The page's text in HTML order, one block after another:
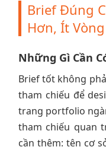
Brief Đúng
Hơn, Ít
Những Gì Cần
Brief tốt không
tham chiếu để
trang portfolio
tham chiếu quan
cần thêm: tên cơ